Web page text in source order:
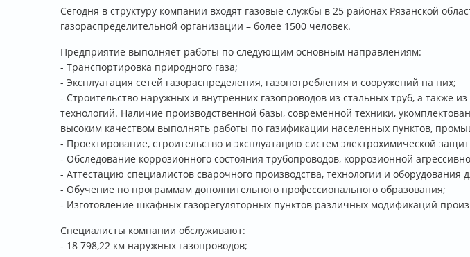
Сегодня в структуру компании входят газовые службы в 25 районах Рязанской
газораспределительной организации – более 1500 человек.
Предприятие выполняет работы по следующим основным направлениям:
- Транспортировка природного газа;
- Эксплуатация сетей газораспределения, газопотребления и сооружений на них;
- Строительство наружных и внутренних газопроводов из стальных труб, а
технологий. Наличие производственной базы, современной техники,
высоким качеством выполнять работы по газификации населенных пунктов,
- Проектирование, строительство и эксплуатацию систем электрохимической
- Обследование коррозионного состояния трубопроводов, коррозионной
- Аттестацию специалистов сварочного производства, технологии и
- Обучение по программам дополнительного профессионального образования;
- Изготовление шкафных газорегуляторных пунктов различных модификаций
Специалисты компании обслуживают:
- 18 798,22 км наружных газопроводов;